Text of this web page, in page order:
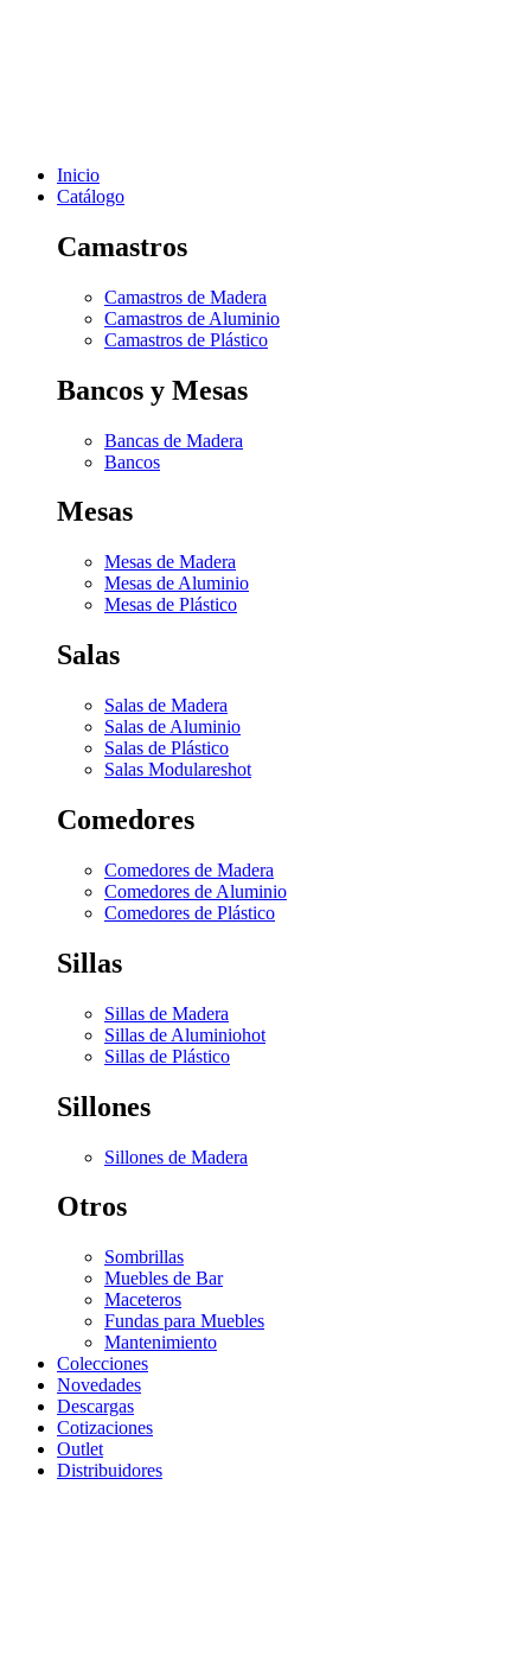
Inicio
Catálogo
Camastros
Camastros de Madera
Camastros de Aluminio
Camastros de Plástico
Bancos y Mesas
Bancas de Madera
Bancos
Mesas
Mesas de Madera
Mesas de Aluminio
Mesas de Plástico
Salas
Salas de Madera
Salas de Aluminio
Salas de Plástico
Salas Modulareshot
Comedores
Comedores de Madera
Comedores de Aluminio
Comedores de Plástico
Sillas
Sillas de Madera
Sillas de Aluminiohot
Sillas de Plástico
Sillones
Sillones de Madera
Otros
Sombrillas
Muebles de Bar
Maceteros
Fundas para Muebles
Mantenimiento
Colecciones
Novedades
Descargas
Cotizaciones
Outlet
Distribuidores